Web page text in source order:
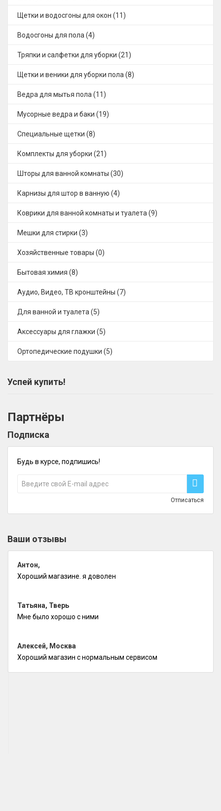
Щетки и водосгоны для окон (11)
Водосгоны для пола (4)
Тряпки и салфетки для уборки (21)
Щетки и веники для уборки пола (8)
Ведра для мытья пола (11)
Мусорные ведра и баки (19)
Специальные щетки (8)
Комплекты для уборки (21)
Шторы для ванной комнаты (30)
Карнизы для штор в ванную (4)
Коврики для ванной комнаты и туалета (9)
Мешки для стирки (3)
Хозяйственные товары (0)
Бытовая химия (8)
Аудио, Видео, ТВ кронштейны (7)
Для ванной и туалета (5)
Аксессуары для глажки (5)
Ортопедические подушки (5)
Успей купить!
Партнёры
Подписка
Будь в курсе, подпишись!
Отписаться
Ваши отзывы
Антон,
Хороший магазине. я доволен
Татьяна, Тверь
Мне было хорошо с ними
Алексей, Москва
Хороший магазин с нормальным сервисом